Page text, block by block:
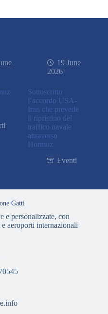
19 June
2026
Sottoscritto
l’accordo USA-
Iran che prevede
il ripristino del
traffico navale
attraverso
Hormuz
Eventi
Gatti
e personalizzate, con
aeroporti internazionali